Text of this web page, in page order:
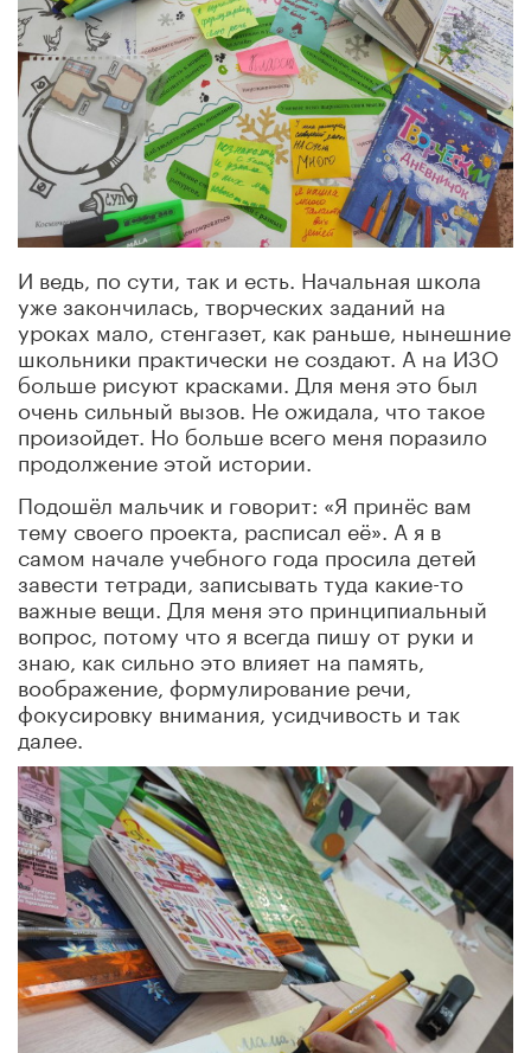
И ведь, по сути, так и есть. Начальная школа
уже закончилась, творческих заданий на
уроках мало, стенгазет, как раньше, нынешние
школьники практически не создают. А на ИЗО
больше рисуют красками. Для меня это был
очень сильный вызов. Не ожидала, что такое
произойдет. Но больше всего меня поразило
продолжение этой истории.
Подошёл мальчик и говорит: «Я принёс вам
тему своего проекта, расписал её». А я в
самом начале учебного года просила детей
завести тетради, записывать туда какие-то
важные вещи. Для меня это принципиальный
вопрос, потому что я всегда пишу от руки и
знаю, как сильно это влияет на память,
воображение, формулирование речи,
фокусировку внимания, усидчивость и так
далее.